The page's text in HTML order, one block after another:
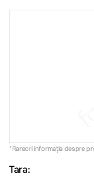
*Rareori informația despre
Tara: